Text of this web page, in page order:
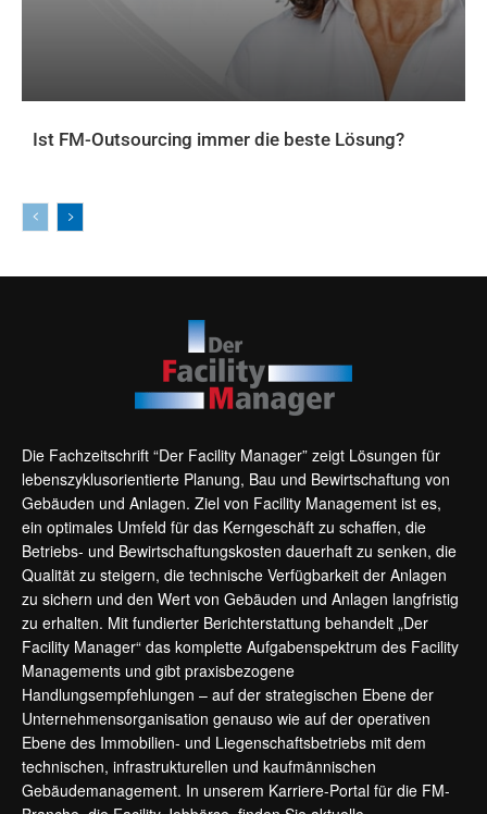
Ist FM-Outsourcing immer die beste Lösung?
Die Fachzeitschrift “Der Facility Manager” zeigt Lösungen für
lebenszyklusorientierte Planung, Bau und Bewirtschaftung von
Gebäuden und Anlagen. Ziel von Facility Management ist es,
ein optimales Umfeld für das Kerngeschäft zu schaffen, die
Betriebs- und Bewirtschaftungskosten dauerhaft zu senken, die
Qualität zu steigern, die technische Verfügbarkeit der Anlagen
zu sichern und den Wert von Gebäuden und Anlagen langfristig
zu erhalten. Mit fundierter Berichterstattung behandelt „Der
Facility Manager“ das komplette Aufgabenspektrum des Facility
Managements und gibt praxisbezogene
Handlungsempfehlungen – auf der strategischen Ebene der
Unternehmensorganisation genauso wie auf der operativen
Ebene des Immobilien- und Liegenschaftsbetriebs mit dem
technischen, infrastrukturellen und kaufmännischen
Gebäudemanagement. In unserem Karriere-Portal für die FM-